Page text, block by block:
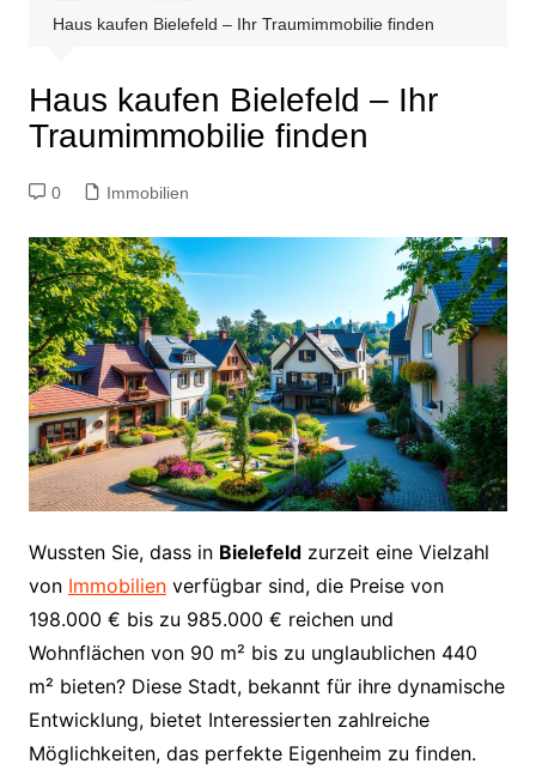
Haus kaufen Bielefeld – Ihr Traumimmobilie finden
Haus kaufen Bielefeld – Ihr
Traumimmobilie finden
0 Immobilien
Wussten Sie, dass in Bielefeldzurzeit eine Vielzahl
von Immobilienverfügbar sind, die Preise von
198.000 € bis zu 985.000 € reichen und
Wohnflächen von 90 m² bis zu unglaublichen 440
m² bieten? Diese Stadt, bekannt für ihre dynamische
Entwicklung, bietet Interessierten zahlreiche
Möglichkeiten, das perfekte Eigenheim zu finden.